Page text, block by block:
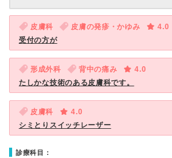
皮膚科 皮膚の発疹・かゆみ
4.0
受付の方が
形成外科 背中の痛み
4.0
たしかな技術のある皮膚科です。
皮膚科
4.0
シミとりスイッチレーザー
診療科目：